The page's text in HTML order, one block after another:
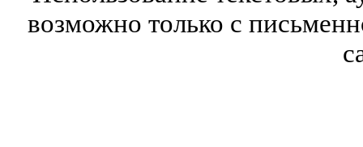
возможно только с